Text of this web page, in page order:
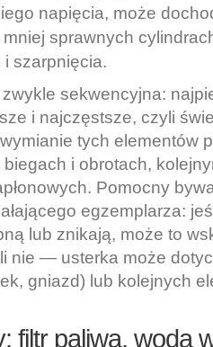
napięcia, może
mniej sprawnych
szarpnięcia.
sekwencyjna:
i najczęstsze, czyli
tych elementów
i obrotach,
Pomocny
egzemplarza:
lub znikają, może to
nie — usterka może
gniazd) lub kolejnych
filtr paliwa, woda